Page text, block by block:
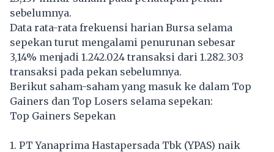
sebelumnya.
Data rata-rata frekuensi harian Bursa selama
sepekan turut mengalami penurunan sebesar
3,14% menjadi 1.242.024 transaksi dari 1.282.303
transaksi pada pekan sebelumnya.
Berikut saham-saham yang masuk ke dalam Top
Gainers dan Top Losers selama sepekan:
Top Gainers Sepekan
1. PT Yanaprima Hastapersada Tbk (YPAS) naik